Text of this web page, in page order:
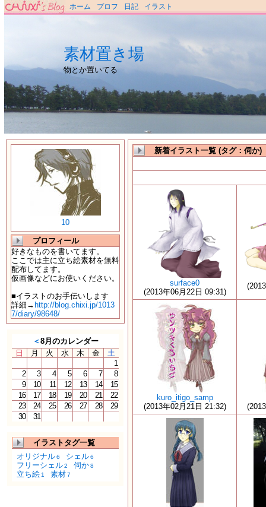
ホーム プロフ 日記 イラスト
素材置き場
物とか置いてる
10
プロフィール
好きなものを書いてます。
ここでは主に立ち絵素材を無料
配布してます。
仮画像などにお使いください。
■イラストのお手伝いします
詳細→ http://blog.chixi.jp/1013
7/diary/98648/
＜8月のカレンダー
日
月 火 水 木 金
土
1
2
3 4 5 6 7
8
9
10 11 12 13 14
15
16
17 18 19 20 21
22
23
24 25 26 27 28
29
30
31
イラストタグ一覧
オリジナル6 シェル6
フリーシェル2 伺か8
立ち絵 1 素材7
新着イラスト一覧 (タグ：伺か)
surface0
(2013年06月22日 09:31)
kuro_itigo_samp
(2013年02月21日 21:32)